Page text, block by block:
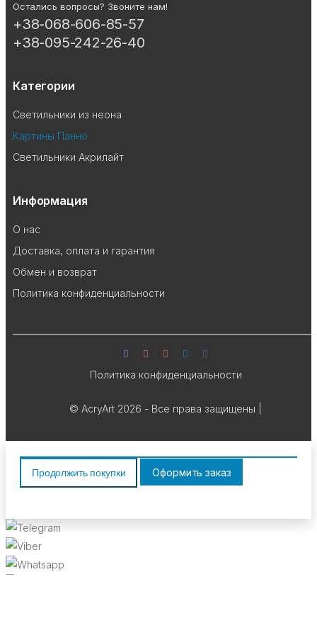
Остались вопросы? Звоните нам!
+38-068-606-85-57
+38-095-242-26-40
Категории
Светильники из неона
Картины Панно
Светильники Акрилайт
Информация
О нас
Доставка, оплата и гарантия
Обмен и возврат
Политика конфиденциальности
© AcryArt 2026 - Все права защищены
Политика конфиденциальности
Продолжить покупки Оформить заказ